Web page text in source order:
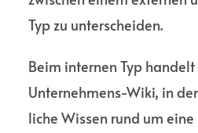
Typ zu unter­scheiden.
Beim internen Typ handelt
Unter­nehmens-Wiki, in
liche Wissen rund um